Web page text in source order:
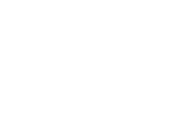
segura.